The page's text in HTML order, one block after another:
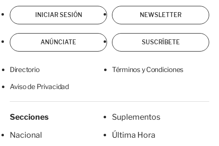
INICIAR SESIÓN NEWSLETTER
ANÚNCIATE SUSCRÍBETE
Directorio Términos y Condiciones
Aviso de Privacidad
Secciones
Nacional
Suplementos
Última Hora